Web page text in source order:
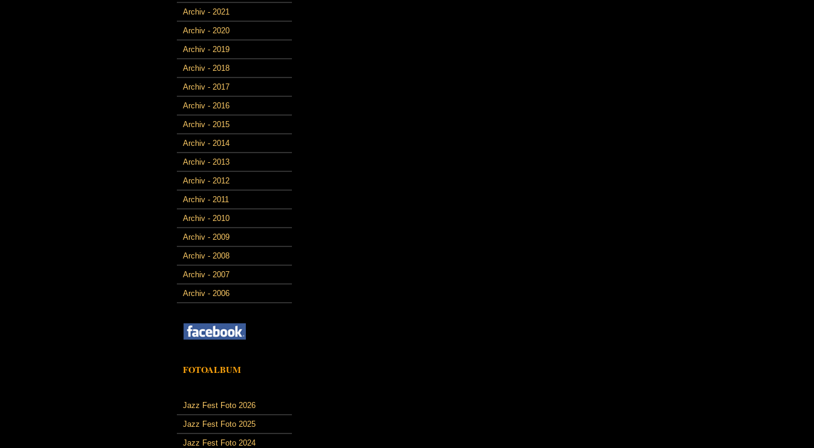
Archiv - 2021
Archiv - 2020
Archiv - 2019
Archiv - 2018
Archiv - 2017
Archiv - 2016
Archiv - 2015
Archiv - 2014
Archiv - 2013
Archiv - 2012
Archiv - 2011
Archiv - 2010
Archiv - 2009
Archiv - 2008
Archiv - 2007
Archiv - 2006
FOTOALBUM
Jazz Fest Foto 2026
Jazz Fest Foto 2025
Jazz Fest Foto 2024